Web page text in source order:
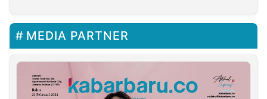
MEDIA PARTNER